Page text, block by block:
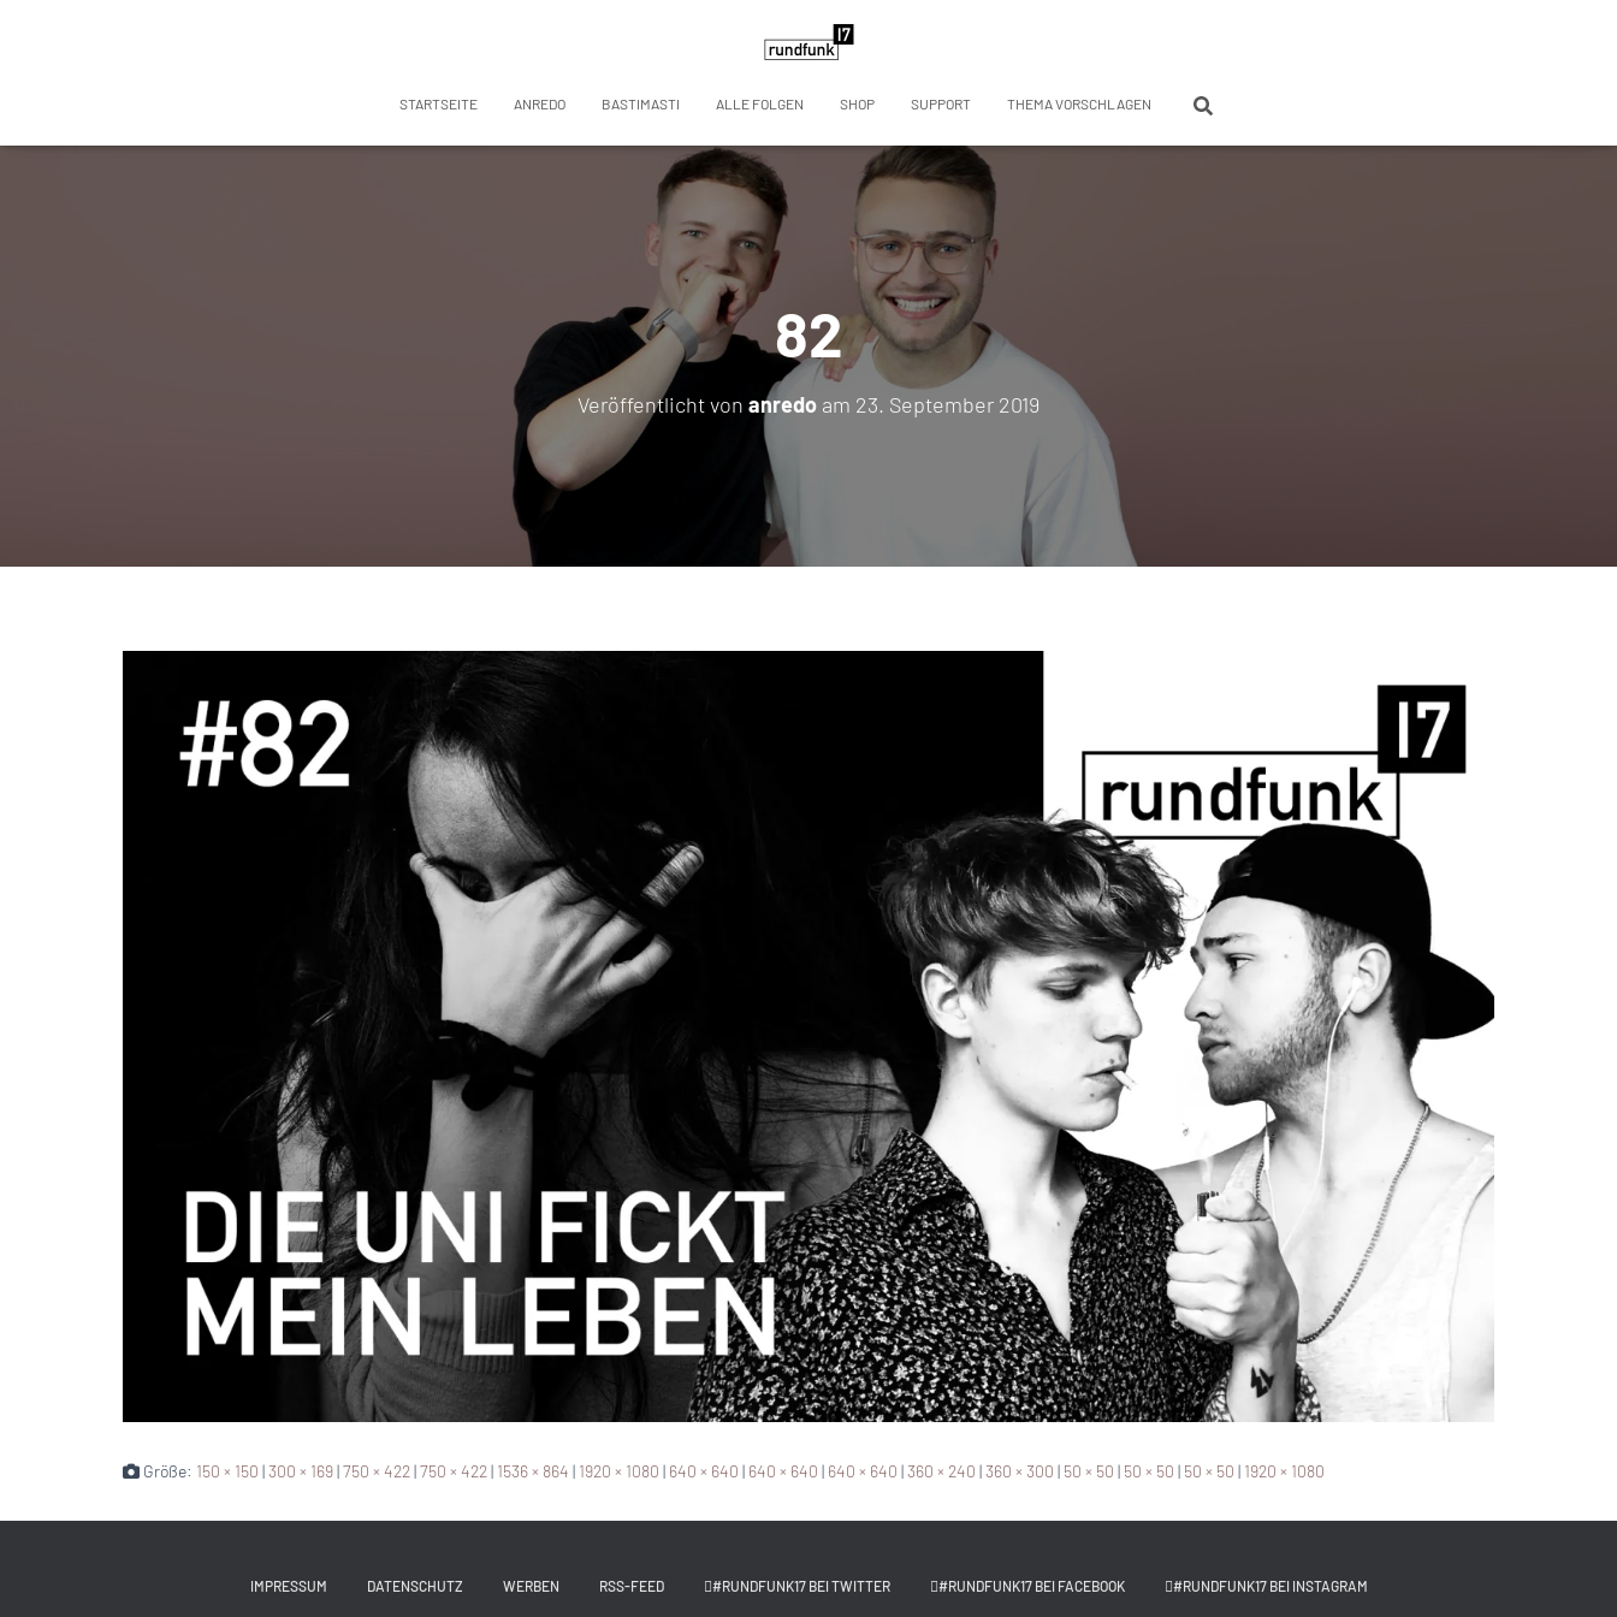
STARTSEITE ANREDO BASTIMASTI ALLE FOLGEN SHOP SUPPORT THEMA VORSCHLAGEN
82
Veröffentlicht von anredo am 23. September 2019
Größe: 150 × 150 |300 × 169|750 × 422|750 × 422| 1536 × 864 | 1920 × 1080 | 640 × 640 | 640 × 640 | 640 × 640 |360 × 240 |360 × 300 | 50 × 50 | 50 × 50 | 50 × 50 | 1920 × 1080
IMPRESSUM DATENSCHUTZ WERBEN RSS-FEED #RUNDFUNK17 BEI TWITTER #RUNDFUNK17 BEI FACEBOOK #RUNDFUNK17 BEI INSTAGRAM